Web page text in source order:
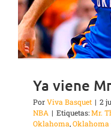
Ya viene
PorViva Basquet | 2
NBA | Etiquetas:Mr.
Oklahoma,Oklahoma